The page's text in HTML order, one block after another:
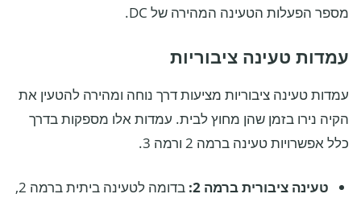
מספר הפעלות הטעינה המהירה של DC.
עמדות טעינה ציבוריות
עמדות טעינה ציבוריות מציעות דרך נוחה ומהירה להטעין את
הקיה נירו בזמן שהן מחוץ לבית. עמדות אלו מספקות בדרך
כלל אפשרויות טעינה ברמה 2 ורמה 3.
טעינה ציבורית ברמה 2:
בדומה לטעינה ביתית ברמה 2,